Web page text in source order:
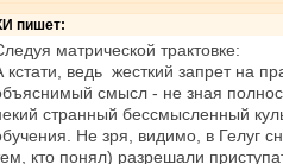
пишет:
матрической трактовке:
кстати, ведь жесткий запрет на
смысл - не зная
странный бессмысленный
Не зря, видимо, в Гелуг
кто понял) разрешали